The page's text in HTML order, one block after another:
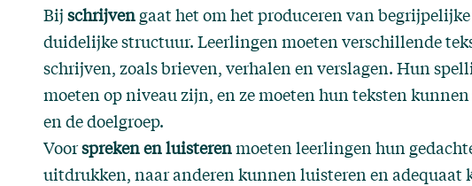
Bij schrijvengaat het om het produceren van
duidelijke structuur. Leerlingen moeten verschillende
schrijven, zoals brieven, verhalen en verslagen. Hun
moeten op niveau zijn, en ze moeten hun teksten
en de doelgroep.
Voorspreken en luisterenmoeten leerlingen hun
uitdrukken, naar anderen kunnen luisteren en adequaat